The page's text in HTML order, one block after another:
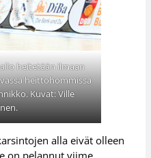
heitetään ilmaan
heittohommissa
Kuvat: Ville
alla eivät olleen